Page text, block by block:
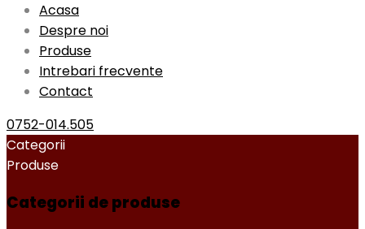
Acasa
Despre noi
Produse
Intrebari frecvente
Contact
0752-014.505
Categorii
Produse
Categorii de produse